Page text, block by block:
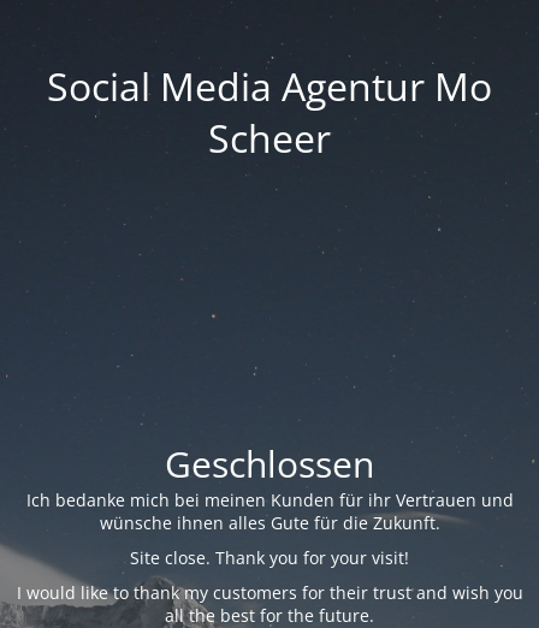
Social Media Agentur Mo
Scheer
Geschlossen
Ich bedanke mich bei meinen Kunden für ihr Vertrauen und
wünsche ihnen alles Gute für die Zukunft.
Site close. Thank you for your visit!
I would like to thank my customers for their trust and wish you
all the best for the future.